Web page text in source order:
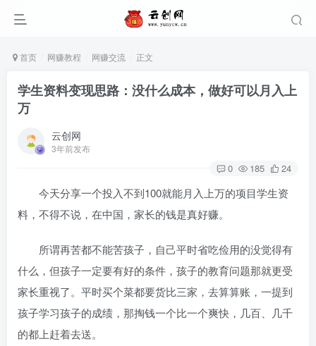
首页 网赚教程 网赚交流 正文
学生资料变现思路：没什么成本，做好可以月入上
万
云创网
3年前发布
0 185 24
今天分享一个投入不到100就能月入上万的项目学生资
料，不得不说，在中国，家长的钱是真好赚。
所谓再苦都不能苦孩子，自己平时省吃俭用的没觉得有
什么，但孩子一定要有好的条件，孩子的教育问题那就更受
家长重视了。平时买个菜都要货比三家，去算算账，一提到
孩子学习孩子的成绩，那掏钱一个比一个爽快，几百、几千
的都上赶着去送。